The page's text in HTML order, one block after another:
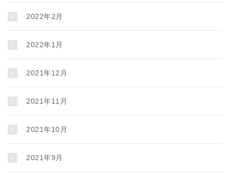
2022年2月
2022年1月
2021年12月
2021年11月
2021年10月
2021年9月